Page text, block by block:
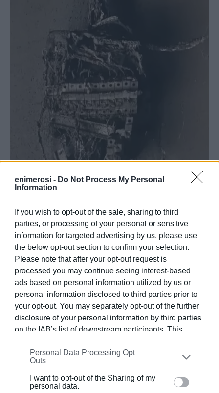
enimerosi - Do Not Process My Personal
Information
If you wish to opt-out of the sale, sharing to third
parties, or processing of your personal or sensitive
information for targeted advertising by us, please use
the below opt-out section to confirm your selection.
Please note that after your opt-out request is
processed you may continue seeing interest-based
ads based on personal information utilized by us or
personal information disclosed to third parties prior to
your opt-out. You may separately opt-out of the further
disclosure of your personal information by third parties
on the IAB’s list of downstream participants. This
information may also be disclosed by us to third parties
on theIAB’s List of Downstream Participants
that may
further disclose it to other third parties.
Please note that this website/app uses one or more
Personal Data Processing Opt
Outs
I want to opt-out of the Sharing of my
personal data.